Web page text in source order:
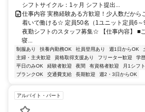
シフトサイクル：1ヶ月 シフト提出...
仕事内容 実務経験ある方歓迎！少人数だから
着いて働ける☆ 定員50名（1ユニット定員6～
夜勤シフトのスタッフ募集☆ 【仕事内容】 ■
寝...
制服あり 扶養内勤務OK 社員登用あり 週1日からOK
主婦・主夫歓迎
資格取得支援あり フリーター歓迎 学
平日のみOK
経験者歓迎 夜間 有資格者歓迎 月1シフ
ブランクOK
交通費支給 長期歓迎 週2・3日からOK
アルバイト・パート